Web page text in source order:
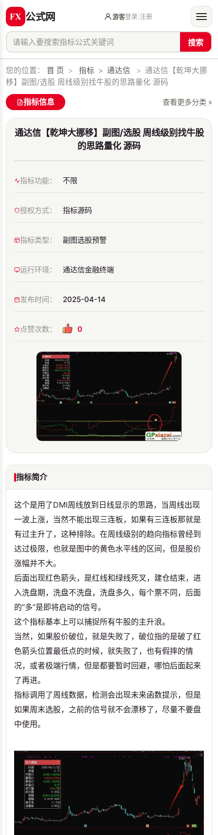
公式网
搜索
游客登录 注册
您的位置： 首 页 > 指标 > 通达信 > 通达信【乾坤大挪
移】副图/选股 周线级别找牛股的思路量化 源码
指标信息 查看更多分类 »
通达信【乾坤大挪移】副图/选股 周线级别找牛股
的思路量化 源码
指标功能： 不限
授权方式： 指标源码
指标类型： 副图选股预警
运行环境： 通达信金融终端
发布时间： 2025-04-14
点赞次数： 0
指标简介
这个是用了DMI周线放到日线显示的思路，当周线出现
一波上涨，当然不能出现三连板，如果有三连板那就是
有过主升了，这种排除。在周线级别的趋向指标曾经到
达过极限，也就是图中的黄色水平线的区间，但是股价
涨幅并不大。
后面出现红色箭头，是红线和绿线死叉，建仓结束，进
入洗盘期，洗盘不洗盘，洗盘多久，每个票不同，后面
的“多”是即将启动的信号。
这个指标基本上可以捕捉所有牛股的主升浪。
当然，如果股价破位，就是失败了，破位指的是破了红
色箭头位置最低点的时候，就失败了，也有假摔的情
况，或者极端行情，但是都要暂时回避，哪怕后面起来
了再进。
指标调用了周线数据，检测会出现未来函数提示，但是
如果周末选股，之前的信号就不会漂移了，尽量不要盘
中使用。